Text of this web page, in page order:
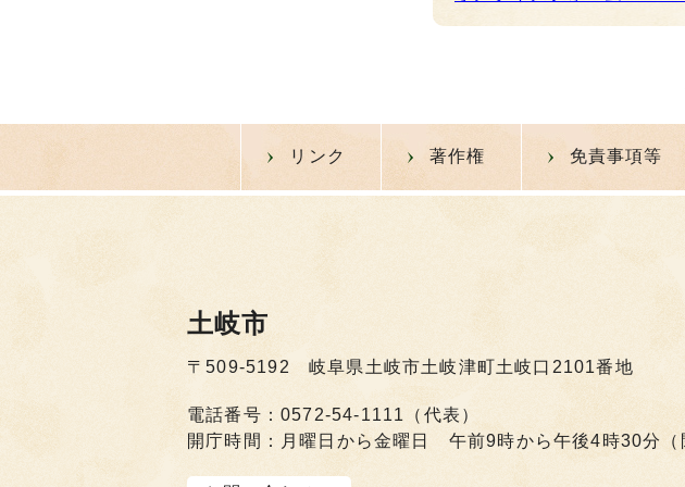
リンク 著作権 免責事項等
土岐市
〒509-5192 岐阜県土岐市土岐津町土岐口2101番地
電話番号：0572-54-1111（代表）
開庁時間：月曜日から金曜日 午前9時から午後4時30分（